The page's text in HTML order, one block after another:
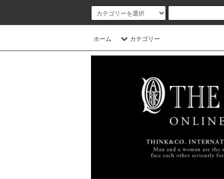
ホーム カテゴリー